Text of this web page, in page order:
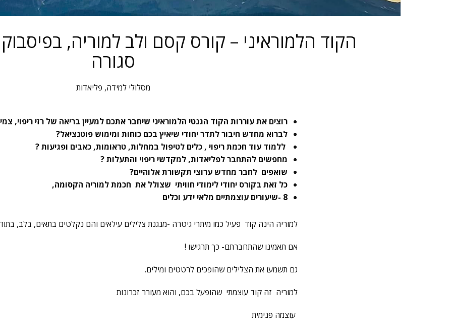
סגורה
מסלולי למידה, פליאדות
רוצים את עוררות הקוד הגנטי הלמוראיני שיחבר אתכם למעיין בריאה של רזי ריפוי,
לברוא מחדש חיבור לתדר יחודי שיאיץ בכם כוחות ומימוש פוטנציאל?
ללמוד עוד חכמת ריפוי , כלים לטיפול במחלות, טראומות, כאבים ופגיעות ?
מחפשים להתחבר לפליאדות, למקדשי ריפוי והתעלות ?
שואפים לחבר מחדש ערוצי תקשורת אלוהיים?
כל זאת בקורס יחודי לימודי חוויתי שצולל את חכמת למוריה הקסומה,
8 -שיעורים עוצמתיים מלאי ידע וכלים
למוריה הינה קוד פעיל כמו מיתרי גיטרה -מנגנת צלילים עילאים והם נקלטים בתאים, בלב,
אם תאמינו שהתחברתם- כך תרגישו !
גם תשמעו את הצלילים שהופכים לרטטים ומילים.
למוריה זה קוד עוצמתי שהופעל בכם, והוא מעורר זכרונות
עוצמה פנימית